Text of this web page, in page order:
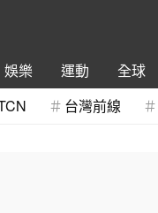
娛樂 運動 全球
台灣前線